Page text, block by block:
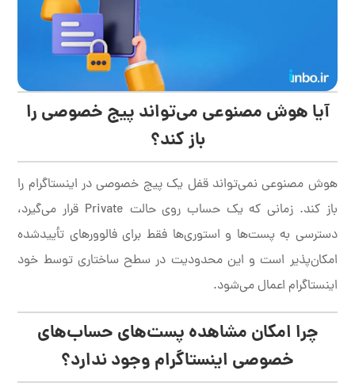
آیا هوش مصنوعی می‌تواند پیج خصوصی را
باز کند؟
هوش مصنوعی نمی‌تواند قفل یک پیج خصوصی در اینستاگرام را
باز کند. زمانی که یک حساب روی حالت Private قرار می‌گیرد،
دسترسی به پست‌ها و استوری‌ها فقط برای فالوورهای تأییدشده
امکان‌پذیر است و این محدودیت در سطح ساختاری توسط خود
اینستاگرام اعمال می‌شود.
چرا امکان مشاهده پست‌های حساب‌های
خصوصی اینستاگرام وجود ندارد؟